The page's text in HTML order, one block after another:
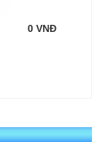
0 VNĐ